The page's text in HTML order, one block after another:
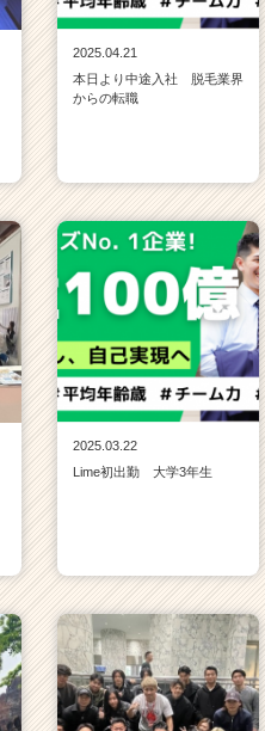
2025.04.21
本日より中途入社 脱毛業界
からの転職
2025.03.22
Lime初出勤 大学3年生